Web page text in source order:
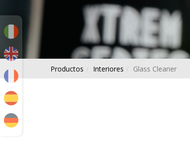
DE
VENTA
SORTEOS
LLAMAR
AHORA
Productos Interiores Glass Cleaner